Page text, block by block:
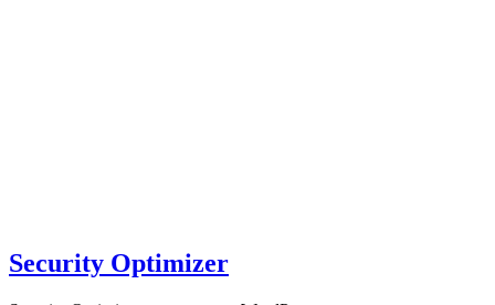
Security Optimizer